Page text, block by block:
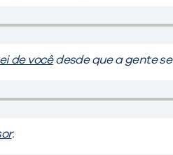
de vocêdesde que a gente
.